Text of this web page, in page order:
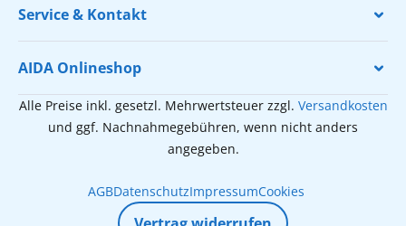
Service & Kontakt
AIDA Onlineshop
Alle Preise inkl. gesetzl. Mehrwertsteuer zzgl. Versandkosten
und ggf. Nachnahmegebühren, wenn nicht anders
angegeben.
AGBDatenschutzImpressumCookies